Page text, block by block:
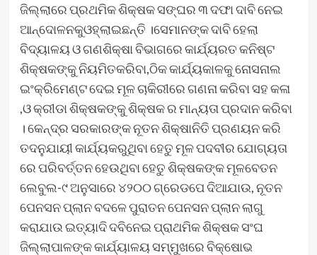
ଜିଲ୍ଲାରେ ପ୍ରଥମିକ ଶିକ୍ଷକ ସଙ୍ଘର ୩ ଦଫା ଦାବି ନେଇ
ଆନ୍ଦୋଳନକୁଓହ୍ଲାଇଛନ୍ତି ।ସେମାନଙ୍କ ଦାବି ହେଲା
ବିଦ୍ୟାଳୟ ଓ ଗଣଶିକ୍ଷା ବିଭାଗରେ କାର୍ଯ୍ୟରତ କନିଷ୍ଟ
ଶିକ୍ଷକଙ୍କୁ ନିୟମିତକରିବା,ଠିକ କାର୍ଯ୍ୟକାଳକୁ ନୋସନାଲ
ଇଂକ୍ରିମେଣ୍ଟ ଦେଇ ମୂଳ ଚାକିରୀରେ ଗଣନା କରିବା ସହ କଳା
,ଓ କ୍ରୀଡା ଶିକ୍ଷକଙ୍କୁ ଶିକ୍ଷକ ର ମାନ୍ୟତା ପ୍ରଦାନ କରିବା
। କେନ୍ଦ୍ର ସରକାରଙ୍କ ନୂତନ ଶିକ୍ଷାନିତି ପ୍ରଣୟନ କରି
ତଦନୁଯାୟୀ କାର୍ଯ୍ୟକରୁଥିବା ହେତୁ ମୂଳ ପଦବୀର ଯୋଗ୍ୟତା
ରେ ପରିବର୍ତ୍ତନ ହେଉଥିବା ହେତୁ ଶିକ୍ଷକଙ୍କ ମୂଳବେତନ
ଲେବୁଲ-୯ ଅନୁସାରେ ୪୨୦୦ ଗ୍ରେଡପେ ଦିଆଯାଉ, ନୂତନ
ପେନସନ ପ୍ଲାନ ବଦଳେ ପୁରାତନ ପେନସନ ପ୍ଲାନ ଲାଗୁ
କରାଯାଉ ଇତ୍ୟାଦି ଦବିନେଇ ପ୍ରାଥମିକ ଶିକ୍ଷକ ସଂଘ
ଜିଲ୍ଲାପାଳଙ୍କ କାର୍ଯ୍ୟାଳୟ ସମ୍ମୁଖରେ ବିକ୍ଷୋଭ